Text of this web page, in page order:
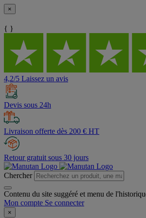
×
{ }
4,2/5 Laissez un avis
Devis sous 24h
Livraison offerte dès 200 € HT
Retour gratuit sous 30 jours
Chercher
Contenu du site suggéré et menu de
Mon compte Se connecter
×